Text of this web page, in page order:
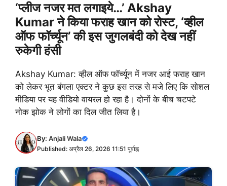
‘प्लीज नजर मत लगाइये…’ Akshay
Kumar ने किया फराह खान को रोस्ट, ‘व्हील
ऑफ फॉर्च्यून’ की इस जुगलबंदी को देख नहीं
रुकेगी हंसी
Akshay Kumar: व्हील ऑफ फॉर्च्यून में नजर आई फराह खान
को लेकर भूत बंगला एक्टर ने कुछ इस तरह से मजे लिए कि सोशल
मीडिया पर यह वीडियो वायरल हो रहा है। दोनों के बीच चटपटे
नोक झोक ने लोगों का दिल जीत लिया है।
By: Anjali Wala
Published: अप्रैल 26, 2026 11:51 पूर्वाह्न